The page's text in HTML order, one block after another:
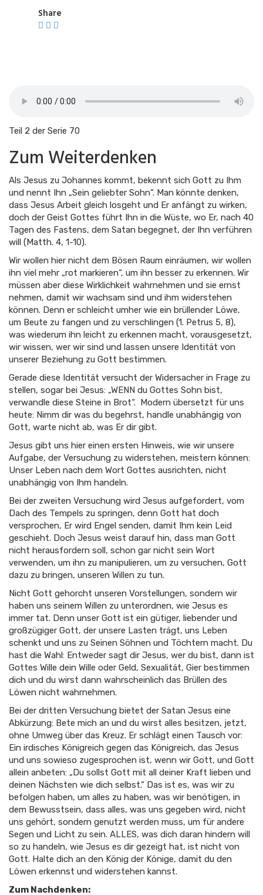
Share
Teil 2 der Serie 70
Zum Weiterdenken
Als Jesus zu Johannes kommt, bekennt sich Gott zu Ihm
und nennt Ihn „Sein geliebter Sohn“. Man könnte denken,
dass Jesus Arbeit gleich losgeht und Er anfängt zu wirken,
doch der Geist Gottes führt Ihn in die Wüste, wo Er, nach 40
Tagen des Fastens, dem Satan begegnet, der Ihn verführen
will (Matth. 4, 1-10).
Wir wollen hier nicht dem Bösen Raum einräumen, wir wollen
ihn viel mehr „rot markieren“, um ihn besser zu erkennen. Wir
müssen aber diese Wirklichkeit wahrnehmen und sie ernst
nehmen, damit wir wachsam sind und ihm widerstehen
können. Denn er schleicht umher wie ein brüllender Löwe,
um Beute zu fangen und zu verschlingen (1. Petrus 5, 8),
was wiederum ihn leicht zu erkennen macht, vorausgesetzt,
wir wissen, wer wir sind und lassen unsere Identität von
unserer Beziehung zu Gott bestimmen.
Gerade diese Identität versucht der Widersacher in Frage zu
stellen, sogar bei Jesus: „WENN du Gottes Sohn bist,
verwandle diese Steine in Brot“. Modern übersetzt für uns
heute: Nimm dir was du begehrst, handle unabhängig von
Gott, warte nicht ab, was Er dir gibt.
Jesus gibt uns hier einen ersten Hinweis, wie wir unsere
Aufgabe, der Versuchung zu widerstehen, meistern können:
Unser Leben nach dem Wort Gottes ausrichten, nicht
unabhängig von Ihm handeln.
Bei der zweiten Versuchung wird Jesus aufgefordert, vom
Dach des Tempels zu springen, denn Gott hat doch
versprochen, Er wird Engel senden, damit Ihm kein Leid
geschieht. Doch Jesus weist darauf hin, dass man Gott
nicht herausfordern soll, schon gar nicht sein Wort
verwenden, um ihn zu manipulieren, um zu versuchen, Gott
dazu zu bringen, unseren Willen zu tun.
Nicht Gott gehorcht unseren Vorstellungen, sondern wir
haben uns seinem Willen zu unterordnen, wie Jesus es
immer tat. Denn unser Gott ist ein gütiger, liebender und
großzügiger Gott, der unsere Lasten trägt, uns Leben
schenkt und uns zu Seinen Söhnen und Töchtern macht. Du
hast die Wahl: Entweder sagt dir Jesus, wer du bist, dann ist
Gottes Wille dein Wille oder Geld, Sexualität, Gier bestimmen
dich und du wirst dann wahrscheinlich das Brüllen des
Löwen nicht wahrnehmen.
Bei der dritten Versuchung bietet der Satan Jesus eine
Abkürzung: Bete mich an und du wirst alles besitzen, jetzt,
ohne Umweg über das Kreuz. Er schlägt einen Tausch vor:
Ein irdisches Königreich gegen das Königreich, das Jesus
und uns sowieso zugesprochen ist, wenn wir Gott, und Gott
allein anbeten: „Du sollst Gott mit all deiner Kraft lieben und
deinen Nächsten wie dich selbst.“ Das ist es, was wir zu
befolgen haben, um alles zu haben, was wir benötigen, in
dem Bewusstsein, dass alles, was uns gegeben wird, nicht
uns gehört, sondern genutzt werden muss, um für andere
Segen und Licht zu sein. ALLES, was dich daran hindern will
so zu handeln, wie Jesus es dir gezeigt hat, ist nicht von
Gott. Halte dich an den König der Könige, damit du den
Löwen erkennst und widerstehen kannst.
Zum Nachdenken: